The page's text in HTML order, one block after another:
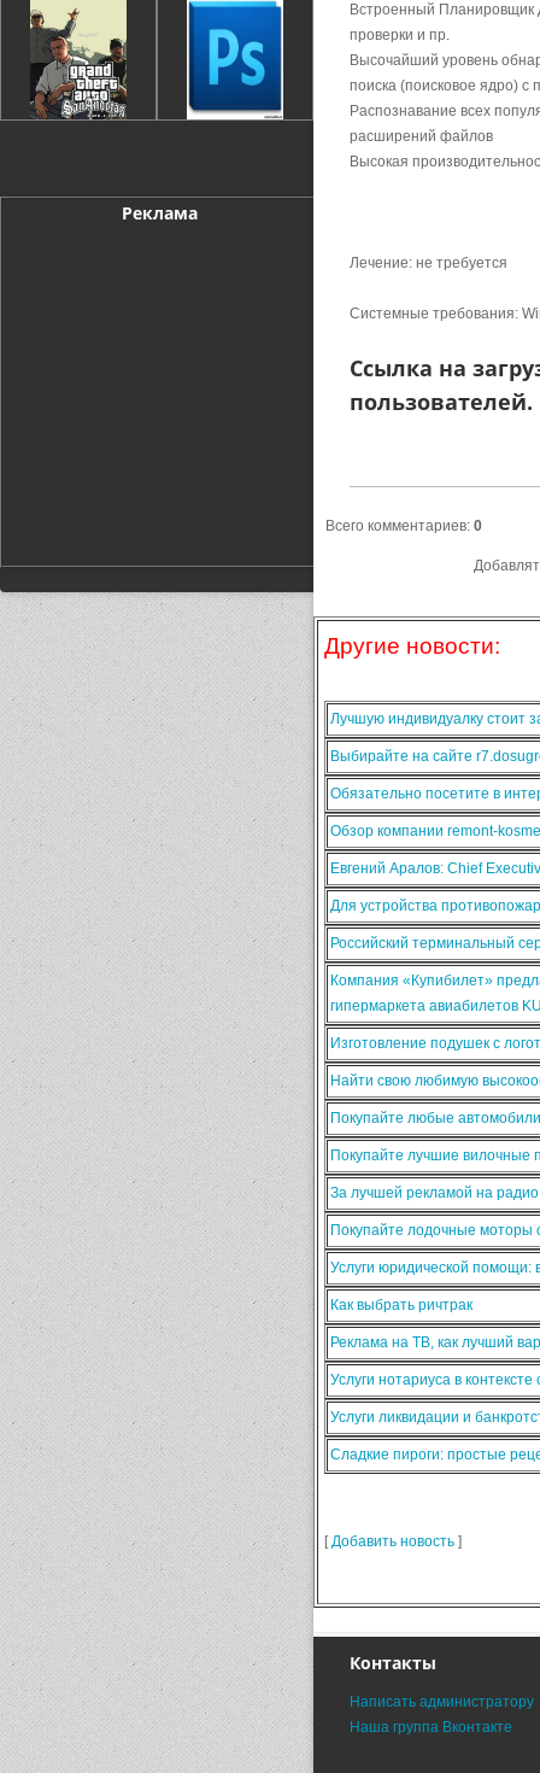
Реклама
Встроенный Планировщик
проверки и пр.
Высочайший уровень
поиска (поисковое ядро) с
Распознавание всех
расширений файлов
Высокая
Лечение: не требуется
Системные требования:
Ссылка на
пользователей.
Всего комментариев: 0
Другие новости:
Лучшую индивидуалку стоит
Выбирайте на сайте
Обязательно посетите в
Обзор компании remont-
Евгений Аралов: Chief
Для устройства
Российский терминальный
Компания «Купибилет»
гипермаркета авиабилетов
Изготовление подушек с
Найти свою любимую
Покупайте любые
Покупайте лучшие вилочные
За лучшей рекламой на
Покупайте лодочные моторы
Услуги юридической
Как выбрать ричтрак
Реклама на ТВ, как лучший
Услуги нотариуса в
Услуги ликвидации и
Сладкие пироги: простые
[Добавить новость ]
Контакты
Написать администратору
Наша группа Вконтакте